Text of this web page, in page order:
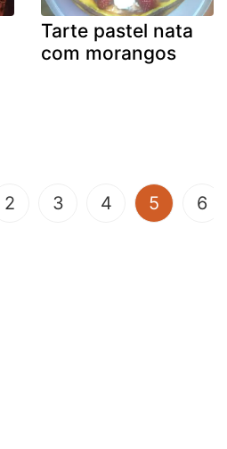
Tarte pastel nata
com morangos
2 3 4 5 6